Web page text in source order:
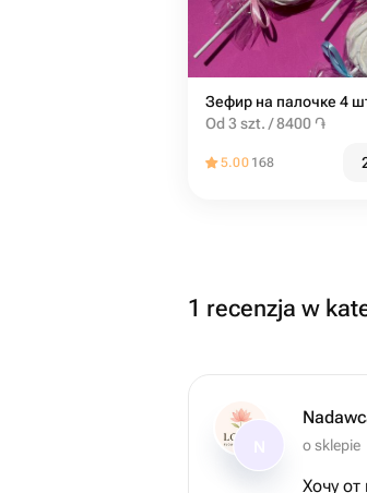
Зефир на палочке 4
Od 3 szt. / 8400 ֏
5.00 168
1 recenzja w
o sklepie
Хочу